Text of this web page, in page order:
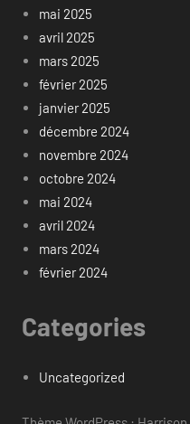
mai 2025
avril 2025
mars 2025
février 2025
janvier 2025
décembre 2024
novembre 2024
octobre 2024
mai 2024
avril 2024
mars 2024
février 2024
Categories
Uncategorized